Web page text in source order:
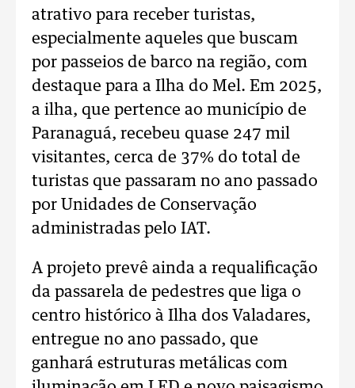
atrativo para receber turistas,
especialmente aqueles que buscam
por passeios de barco na região, com
destaque para a Ilha do Mel. Em 2025,
a ilha, que pertence ao município de
Paranaguá, recebeu quase 247 mil
visitantes, cerca de 37% do total de
turistas que passaram no ano passado
por Unidades de Conservação
administradas pelo IAT.
A projeto prevê ainda a requalificação
da passarela de pedestres que liga o
centro histórico à Ilha dos Valadares,
entregue no ano passado, que
ganhará estruturas metálicas com